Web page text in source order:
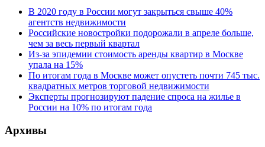
В 2020 году в России могут закрыться свыше 40%
агентств недвижимости
Российские новостройки подорожали в апреле больше,
чем за весь первый квартал
Из-за эпидемии стоимость аренды квартир в Москве
упала на 15%
По итогам года в Москве может опустеть почти 745 тыс.
квадратных метров торговой недвижимости
Эксперты прогнозируют падение спроса на жилье в
России на 10% по итогам года
Архивы